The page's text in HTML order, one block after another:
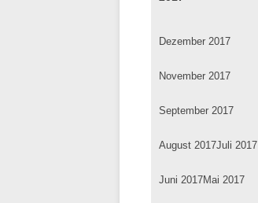
Dezember 2017
November 2017
September 2017
August 2017Juli 2017
Juni 2017Mai 2017